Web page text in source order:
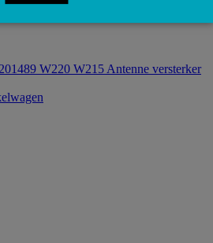
W220 W215 Antenne versterker